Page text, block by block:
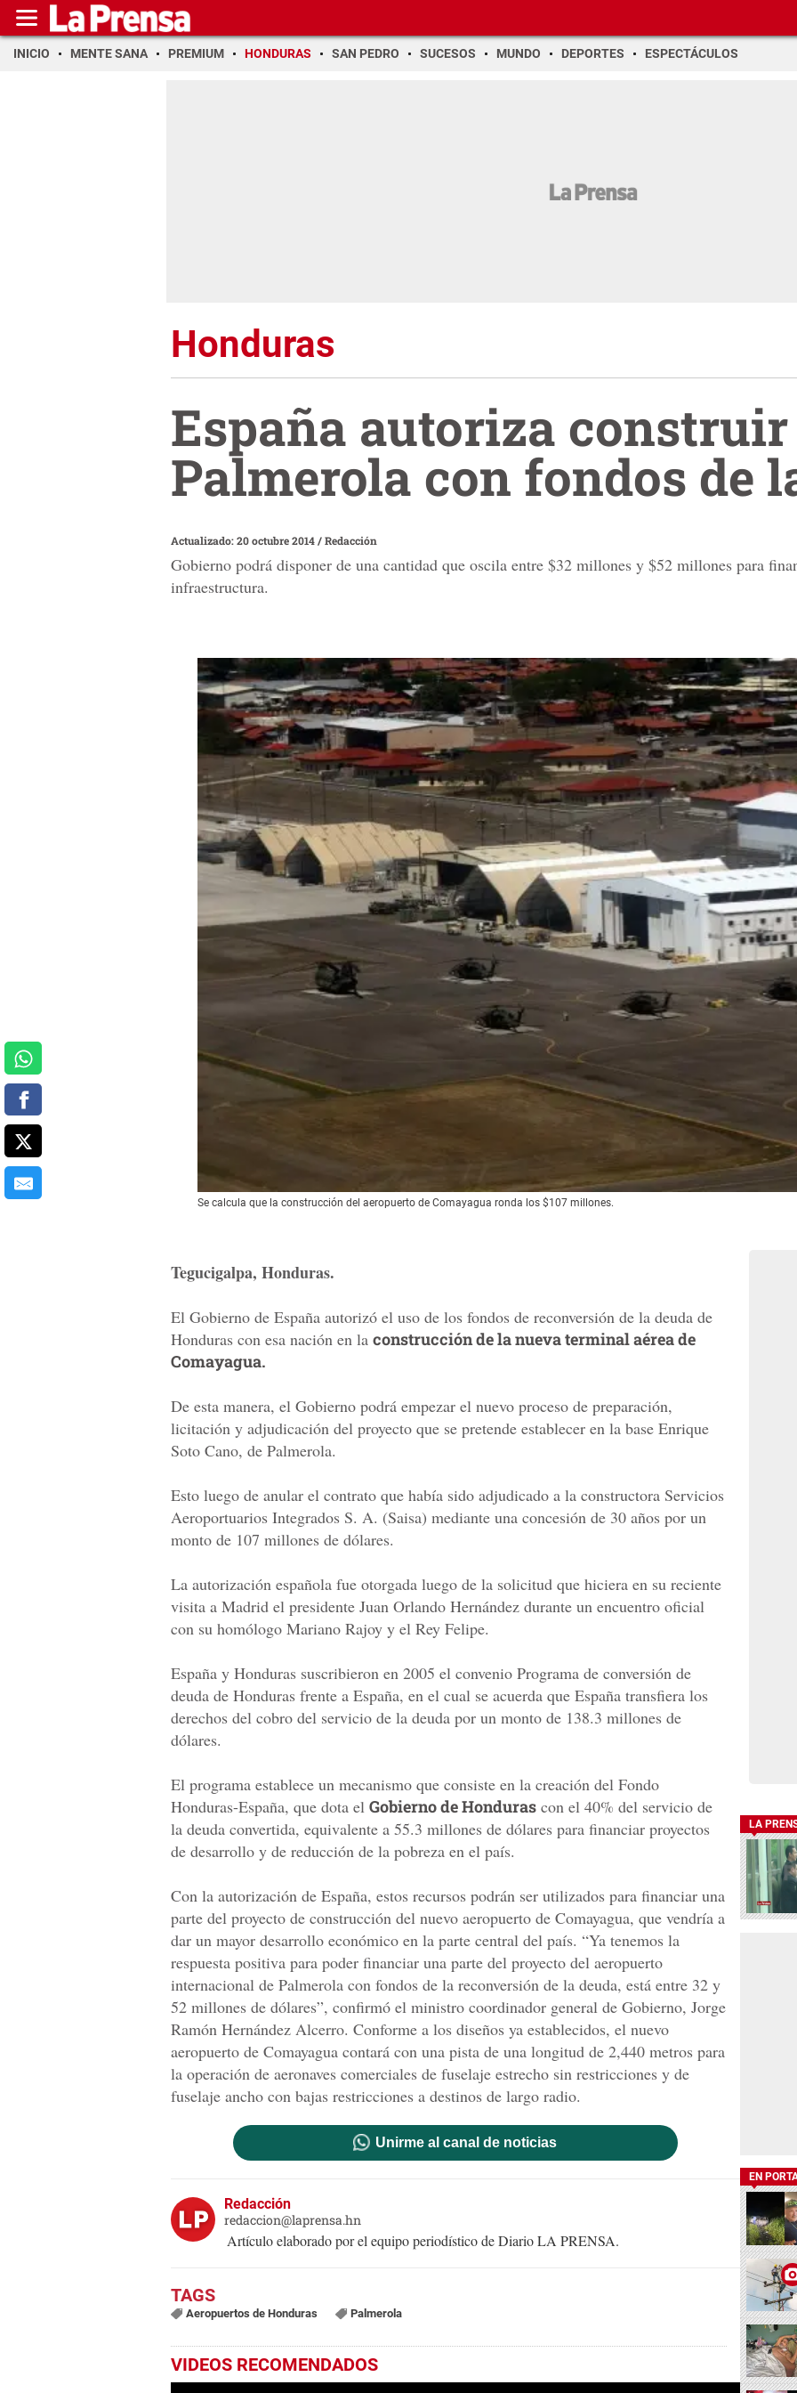
INICIO MENTE SANA PREMIUM HONDURAS SAN PEDRO SUCESOS MUNDO DEPORTES ESPECTÁCULOS
Honduras
España autoriza construir
Palmerola con fondos de
Actualizado: 20 octubre 2014/Redacción
Gobierno podrá disponer de una cantidad que oscila entre $32 millones y $52 millones para
infraestructura.
Se calcula que la construcción del aeropuerto de Comayagua ronda los $107 millones.
Tegucigalpa, Honduras.
El Gobierno de España autorizó el uso de los fondos de reconversión de la deuda de
Honduras con esa nación en la construcción de la nueva terminal aérea de
Comayagua.
De esta manera, el Gobierno podrá empezar el nuevo proceso de preparación,
licitación y adjudicación del proyecto que se pretende establecer en la base Enrique
Soto Cano, de Palmerola.
Esto luego de anular el contrato que había sido adjudicado a la constructora Servicios
Aeroportuarios Integrados S. A. (Saisa) mediante una concesión de 30 años por un
monto de 107 millones de dólares.
La autorización española fue otorgada luego de la solicitud que hiciera en su reciente
visita a Madrid el presidente Juan Orlando Hernández durante un encuentro oficial
con su homólogo Mariano Rajoy y el Rey Felipe.
España y Honduras suscribieron en 2005 el convenio Programa de conversión de
deuda de Honduras frente a España, en el cual se acuerda que España transfiera los
derechos del cobro del servicio de la deuda por un monto de 138.3 millones de
dólares.
El programa establece un mecanismo que consiste en la creación del Fondo
Honduras-España, que dota el Gobierno de Honduras con el 40% del servicio de
la deuda convertida, equivalente a 55.3 millones de dólares para financiar proyectos
de desarrollo y de reducción de la pobreza en el país.
Con la autorización de España, estos recursos podrán ser utilizados para financiar una
parte del proyecto de construcción del nuevo aeropuerto de Comayagua, que vendría a
dar un mayor desarrollo económico en la parte central del país. “Ya tenemos la
respuesta positiva para poder financiar una parte del proyecto del aeropuerto
internacional de Palmerola con fondos de la reconversión de la deuda, está entre 32 y
52 millones de dólares”, confirmó el ministro coordinador general de Gobierno, Jorge
Ramón Hernández Alcerro. Conforme a los diseños ya establecidos, el nuevo
aeropuerto de Comayagua contará con una pista de una longitud de 2,440 metros para
la operación de aeronaves comerciales de fuselaje estrecho sin restricciones y de
fuselaje ancho con bajas restricciones a destinos de largo radio.
Unirme al canal de noticias
Redacción
redaccion@laprensa.hn
Artículo elaborado por el equipo periodístico de Diario LA PRENSA.
Aeropuertos de Honduras Palmerola
VIDEOS RECOMENDADOS
LA
EN